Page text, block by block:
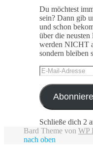
Du möchtest
sein? Dann gib
und schon
über die
werden NICHT
sondern bleiben
E-
Mail-
Adresse
Schließe dich 2
Bard Theme von WP
nach oben